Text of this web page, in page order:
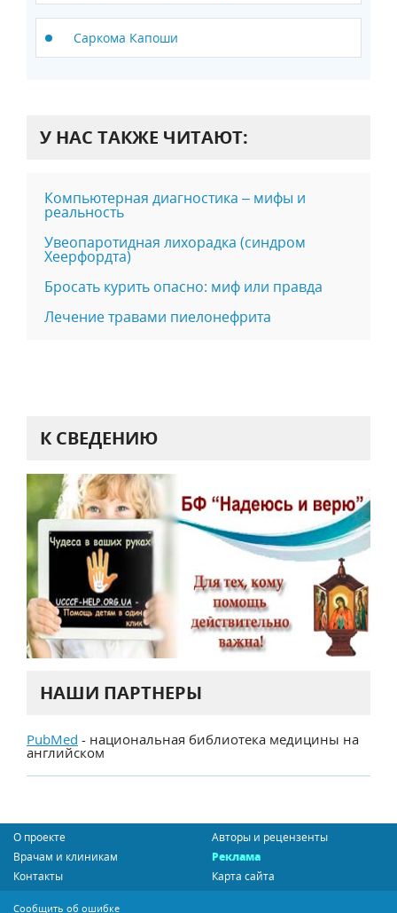
Саркома Капоши
У НАС ТАКЖЕ ЧИТАЮТ:
Компьютерная диагностика – мифы и
реальность
Увеопаротидная лихорадка (синдром
Хеерфордта)
Бросать курить опасно: миф или правда
Лечение травами пиeлoнeфpита
К СВЕДЕНИЮ
НАШИ ПАРТНЕРЫ
PubMed - национальная библиотека медицины на
английском
О проекте
Авторы и рецензенты
Врачам и клиникам
Реклама
Контакты
Карта сайта
Сообщить об ошибке